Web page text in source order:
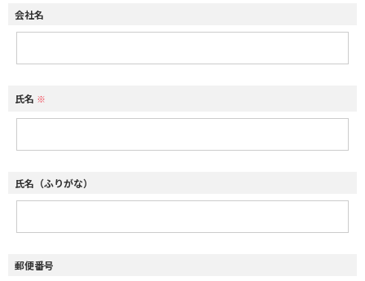
会社名
氏名 ※
氏名（ふりがな）
郵便番号